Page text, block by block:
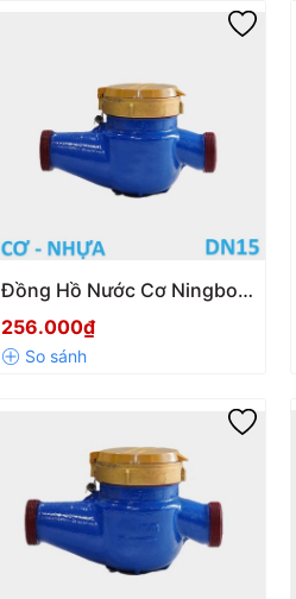
Đồng Hồ Nước Cơ Ningbo
DN15 – Chính Hãng, Giá
Tốt, Độ Chính Xác Cao
256.000₫